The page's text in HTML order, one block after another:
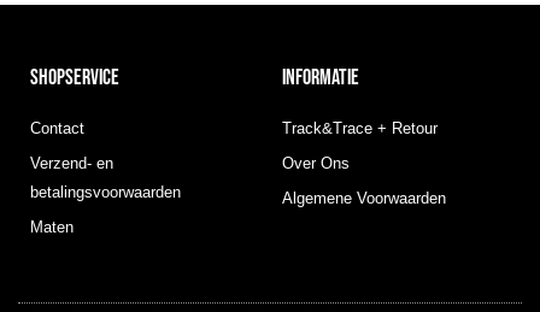
SHOPSERVICE
Contact
Verzend- en
betalingsvoorwaarden
Maten
INFORMATIE
Track&Trace + Retour
Over Ons
Algemene Voorwaarden